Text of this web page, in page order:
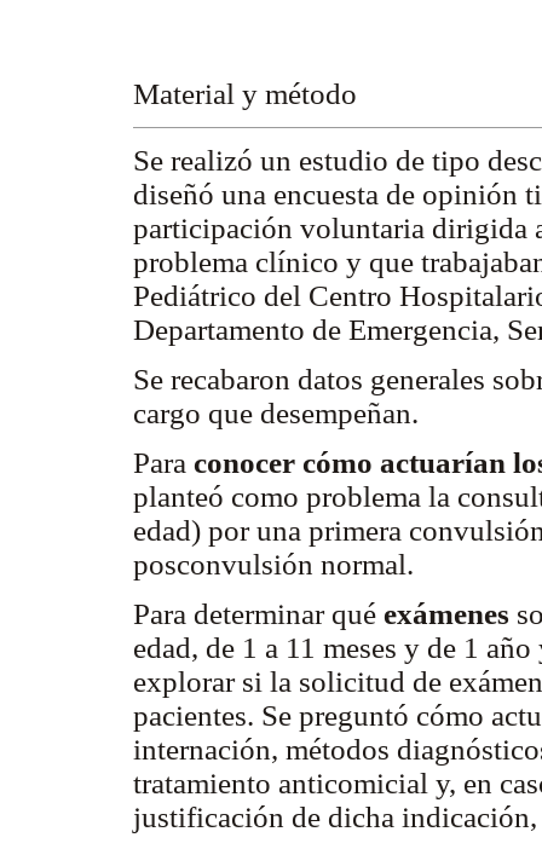
Material y método
Se realizó un estudio de tipo
diseñó una encuesta de opinión
participación voluntaria dirigida
problema clínico y que
Pediátrico del Centro
Departamento de Emergencia,
Se recabaron datos generales
cargo que desempeñan.
Para conocer cómo actuarían
planteó como problema la
edad) por una primera
posconvulsión normal.
Para determinar qué exámenes
edad, de 1 a 11 meses y de 1
explorar si la solicitud de
pacientes. Se preguntó cómo
internación, métodos
tratamiento anticomicial y, en
justificación de dicha